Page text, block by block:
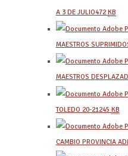
A 3 DE JULIO472 KB
MAESTROS
MAESTROS
TOLEDO 20-21 245 KB
CAMBIO PROVINCIA